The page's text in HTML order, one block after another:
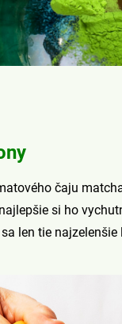
čaju
si ho
len tie